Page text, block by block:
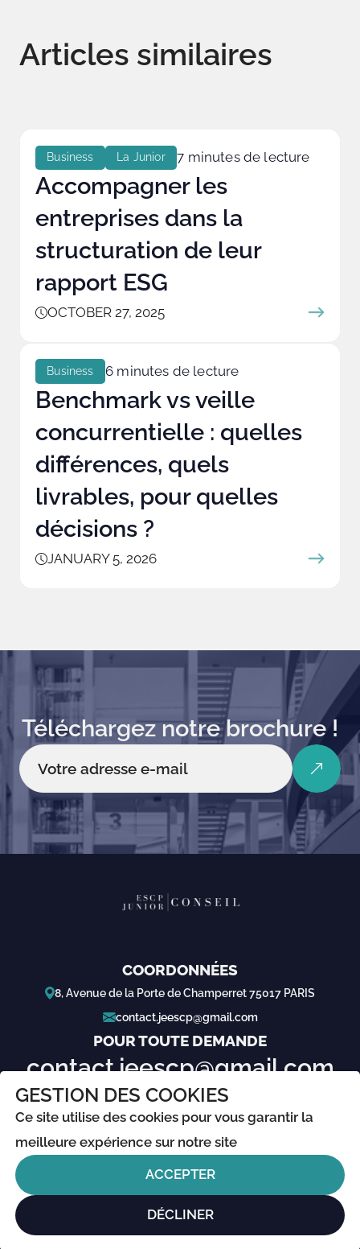
GESTION DES COOKIES
Ce site utilise des cookies pour vous garantir la
meilleure expérience sur notre site
ACCEPTER
DÉCLINER
Articles similaires
Business La Junior 7 minutes de lecture
Accompagner les
entreprises dans la
structuration de leur
rapport ESG
OCTOBER 27, 2025
Business 6 minutes de lecture
Benchmark vs veille
concurrentielle : quelles
différences, quels
livrables, pour quelles
décisions ?
JANUARY 5, 2026
Téléchargez notre brochure !
COORDONNÉES
8, Avenue de la Porte de Champerret 75017 PARIS
contact.jeescp@gmail.com
POUR TOUTE DEMANDE
contact.jeescp@gmail.com
À PROPOS
Mentions légales
Politique de confidentialité
Made with ❤️ byEpikure Studio